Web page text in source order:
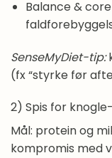
Balance &
SenseMyDiet-tip:
(fx “styrke før
2) Spis for
Mål: protein og
kompromis med